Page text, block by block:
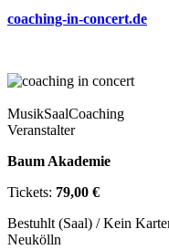
coaching-in-concert.de
MusikSaalCoaching
Veranstalter
Baum Akademie
Tickets: 79,00 €
Bestuhlt (Saal) / Kein
Neukölln